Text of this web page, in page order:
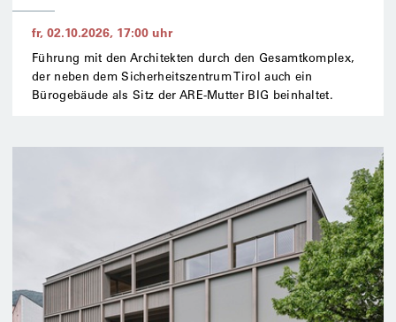
fr, 02.10.2026, 17:00 uhr
Führung mit den Architekten durch den Gesamtkomplex,
der neben dem Sicherheitszentrum Tirol auch ein
Bürogebäude als Sitz der ARE-Mutter BIG beinhaltet.